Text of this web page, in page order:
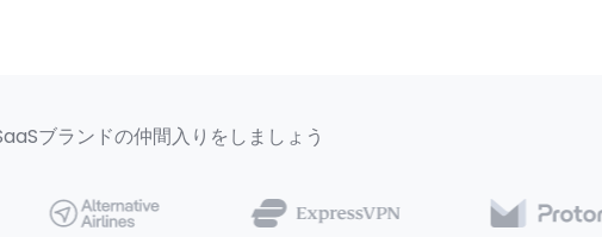
ブランドの仲間入りをしましょう